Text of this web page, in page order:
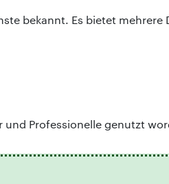
bekannt. Es bietet mehrere
Professionelle genutzt